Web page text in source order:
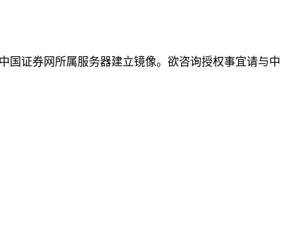
国证券网所属服务器建立镜像。欲咨询授权事宜请与中